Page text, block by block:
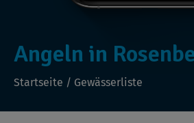
Angeln in
Startseite / Gewässerliste